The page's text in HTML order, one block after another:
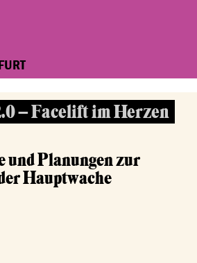
– Facelift im Herzen
und Planungen zur
Hauptwache